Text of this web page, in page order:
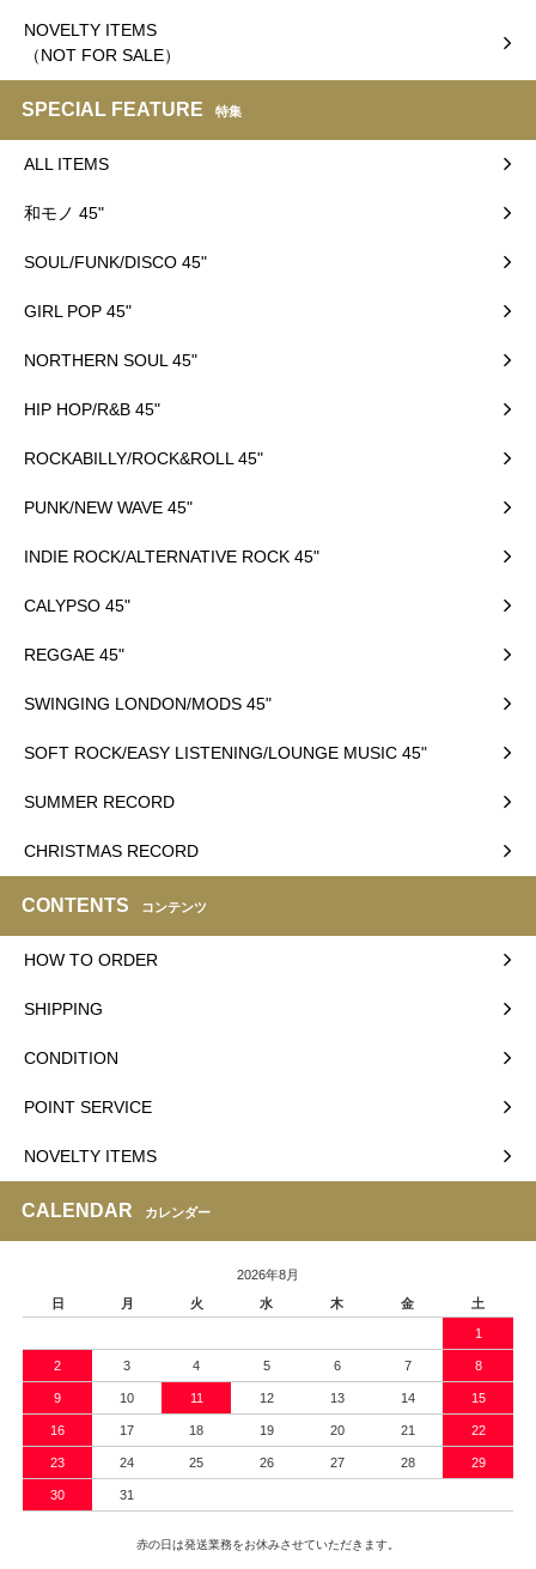
NOVELTY ITEMS
（NOT FOR SALE）
SPECIAL FEATURE 特集
ALL ITEMS
和モノ 45"
SOUL/FUNK/DISCO 45"
GIRL POP 45"
NORTHERN SOUL 45"
HIP HOP/R&B 45"
ROCKABILLY/ROCK&ROLL 45"
PUNK/NEW WAVE 45"
INDIE ROCK/ALTERNATIVE ROCK 45"
CALYPSO 45"
REGGAE 45"
SWINGING LONDON/MODS 45"
SOFT ROCK/EASY LISTENING/LOUNGE MUSIC 45"
SUMMER RECORD
CHRISTMAS RECORD
CONTENTS コンテンツ
HOW TO ORDER
SHIPPING
CONDITION
POINT SERVICE
NOVELTY ITEMS
CALENDAR カレンダー
2026年8月
日
月 火 水 木 金 土
1
2 3 4 5 6 7 8
9 10 11 12 13 14 15
16 17 18 19 20 21 22
23 24 25 26 27 28 29
30 31
赤の日は発送業務をお休みさせていただきます。